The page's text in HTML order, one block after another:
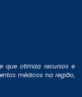
que otimiza recursos e
médicos na região,